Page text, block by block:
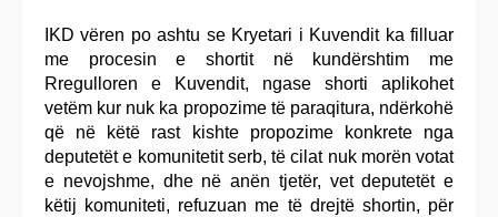
IKD vëren po ashtu se Kryetari i Kuvendit ka filluar
me procesin e shortit në kundërshtim me
Rregulloren e Kuvendit, ngase shorti aplikohet
vetëm kur nuk ka propozime të paraqitura, ndërkohë
që në këtë rast kishte propozime konkrete nga
deputetët e komunitetit serb, të cilat nuk morën votat
e nevojshme, dhe në anën tjetër, vet deputetët e
këtij komuniteti, refuzuan me të drejtë shortin, për